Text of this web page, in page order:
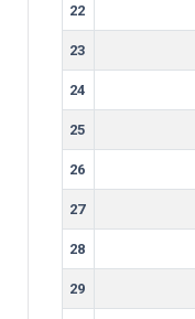
22
23
24
25
26
27
28
29